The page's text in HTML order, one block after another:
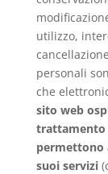
utilizzo,
personali
che
sito web
trattamento
suoi servizi